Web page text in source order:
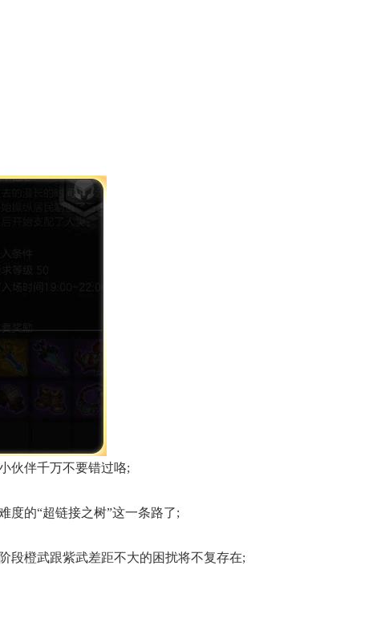
伙伴千万不要错过咯;
度的“超链接之树”这一条路了;
段橙武跟紫武差距不大的困扰将不复存在;